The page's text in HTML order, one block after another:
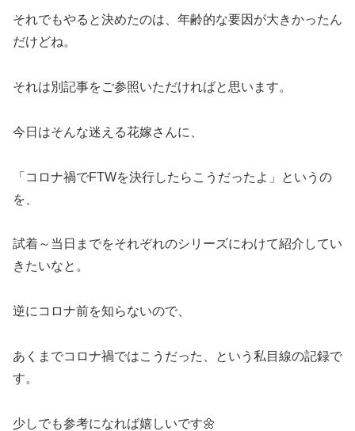
それでもやると決めたのは、年齢的な要因が大きかったん
だけどね。
それは別記事をご参照いただければと思います。
今日はそんな迷える花嫁さんに、
「コロナ禍でFTWを決行したらこうだったよ」というの
を、
試着～当日までをそれぞれのシリーズにわけて紹介してい
きたいなと。
逆にコロナ前を知らないので、
あくまでコロナ禍ではこうだった、という私目線の記録で
す。
少しでも参考になれば嬉しいです🌼